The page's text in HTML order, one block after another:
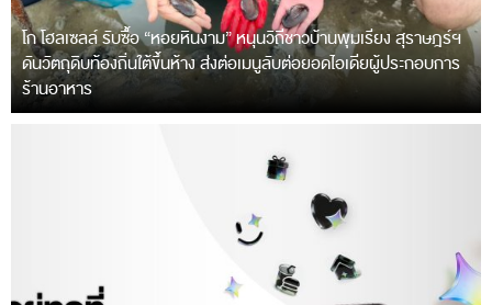
โก โฮลเซลล์ รับซื้อ “หอยหินงาม” หนุนวิถีชาวบ้านพุมเรียง สุราษฎร์ฯ
ดันวัตถุดิบท้องถิ่นใต้ขึ้นห้าง ส่งต่อเมนูลับต่อยอดไอเดียผู้ประกอบการ
ร้านอาหาร